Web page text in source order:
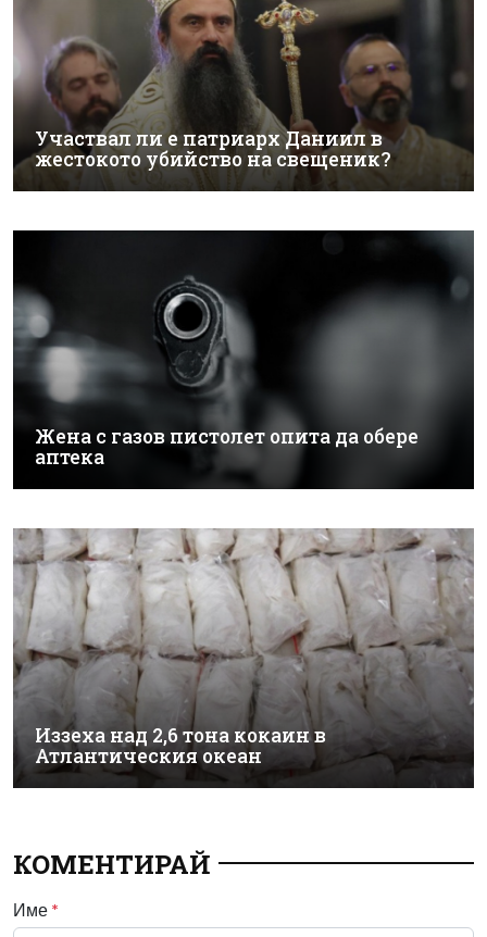
Участвал ли е патриарх Даниил в
жестокото убийство на свещеник?
Жена с газов пистолет опита да обере
аптека
Иззеха над 2,6 тона кокаин в
Атлантическия океан
КОМЕНТИРАЙ
Име *